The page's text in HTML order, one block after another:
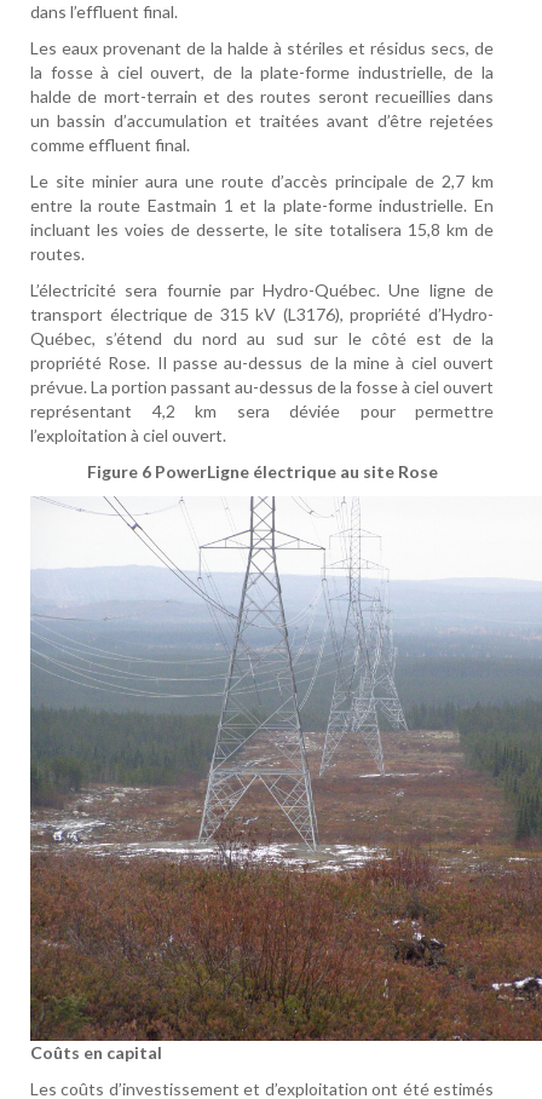
dans l’effluent final.
Les eaux provenant de la halde à stériles et résidus secs, de
la fosse à ciel ouvert, de la plate-forme industrielle, de la
halde de mort-terrain et des routes seront recueillies dans
un bassin d’accumulation et traitées avant d’être rejetées
comme effluent final.
Le site minier aura une route d’accès principale de 2,7 km
entre la route Eastmain 1 et la plate-forme industrielle. En
incluant les voies de desserte, le site totalisera 15,8 km de
routes.
L’électricité sera fournie par Hydro-Québec. Une ligne de
transport électrique de 315 kV (L3176), propriété d’Hydro-
Québec, s’étend du nord au sud sur le côté est de la
propriété Rose. Il passe au-dessus de la mine à ciel ouvert
prévue. La portion passant au-dessus de la fosse à ciel ouvert
représentant 4,2 km sera déviée pour permettre
l’exploitation à ciel ouvert.
Figure 6 PowerLigne électrique au site Rose
Coûts en capital
Les coûts d’investissement et d’exploitation ont été estimés